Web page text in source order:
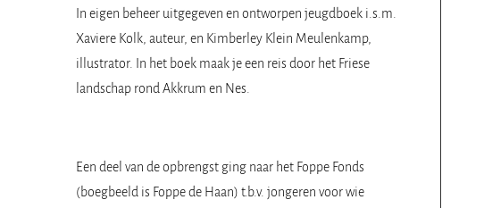
In eigen beheer uitgegeven en ontworpen jeugdboek i.s.m.
Xaviere Kolk, auteur, en Kimberley Klein Meulenkamp,
illustrator. In het boek maak je een reis door het Friese
landschap rond Akkrum en Nes.
Een deel van de opbrengst ging naar het Foppe Fonds
(boegbeeld is Foppe de Haan) t.b.v. jongeren voor wie